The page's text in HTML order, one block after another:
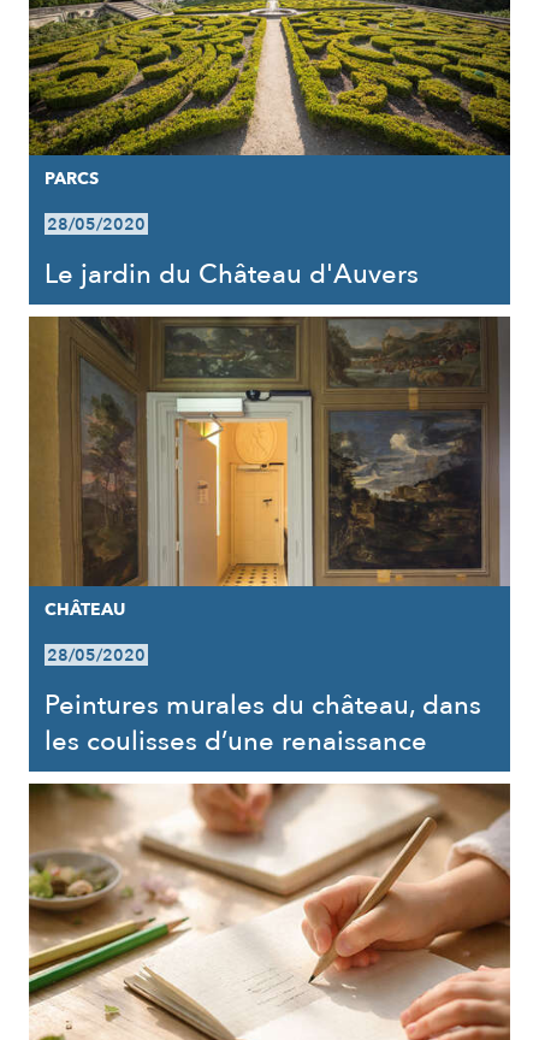
PARCS
28/05/2020
Le jardin du Château d'Auvers
CHÂTEAU
28/05/2020
Peintures murales du château, dans
les coulisses d’une renaissance